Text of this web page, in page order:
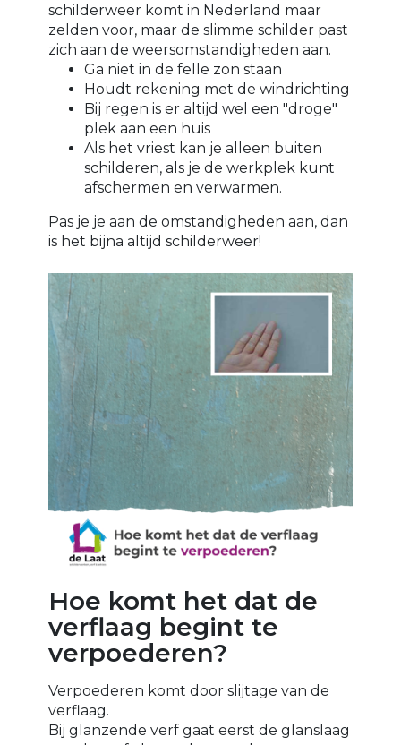
schilderweer komt in Nederland maar
zelden voor, maar de slimme schilder past
zich aan de weersomstandigheden aan.
Ga niet in de felle zon staan
Houdt rekening met de windrichting
Bij regen is er altijd wel een "droge"
plek aan een huis
Als het vriest kan je alleen buiten
schilderen, als je de werkplek kunt
afschermen en verwarmen.
Pas je je aan de omstandigheden aan, dan
is het bijna altijd schilderweer!
Hoe komt het dat de
verflaag begint te
verpoederen?
Verpoederen komt door slijtage van de
verflaag.
Bij glanzende verf gaat eerst de glanslaag